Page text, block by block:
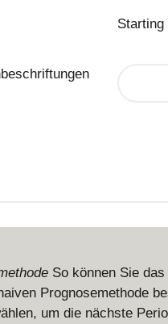
Starting
So können Sie
Prognosemethode
um die nächste